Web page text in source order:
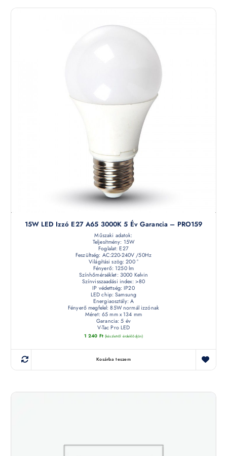
15W LED Izzó E27 A65 3000K 5 Év Garancia – PRO159
Műszaki adatok:
Teljesítmény: 15W
Foglalat: E27
Feszültség: AC:220-240V /50Hz
Világítási szög: 200 °
Fényerő: 1250 lm
Színhőmérséklet: 3000 Kelvin
Színvisszaadási index: >80
IP védettség: IP20
LED chip: Samsung
Energiaosztály: A
Fényerő megfelel: 85W normál izzónak
Méret: 65 mm x 134 mm
Garancia: 5 év
V-Tac Pro LED
1 240 Ft (készletről érdeklődjön)
Kosárba teszem